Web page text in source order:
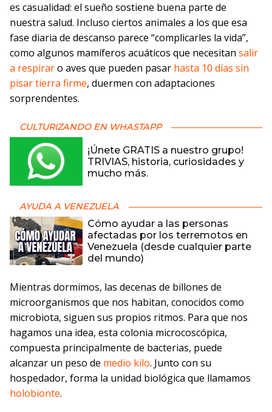
es casualidad: el sueño sostiene buena parte de
nuestra salud. Incluso ciertos animales a los que esa
fase diaria de descanso parece “complicarles la vida”,
como algunos mamíferos acuáticos que necesitan salir
a respiraro aves que pueden pasar hasta 10 días sin
pisar tierra firme, duermen con adaptaciones
sorprendentes.
CULTURIZANDO EN WHASTAPP
¡Únete GRATIS a nuestro grupo!
TRIVIAS, historia, curiosidades y
mucho más.
AYUDA A VENEZUELA
Cómo ayudar a las personas
afectadas por los terremotos en
Venezuela (desde cualquier parte
del mundo)
Mientras dormimos, las decenas de billones de
microorganismos que nos habitan, conocidos como
microbiota, siguen sus propios ritmos. Para que nos
hagamos una idea, esta colonia microcoscópica,
compuesta principalmente de bacterias, puede
alcanzar un peso de medio kilo. Junto con su
hospedador, forma la unidad biológica que llamamos
holobionte.